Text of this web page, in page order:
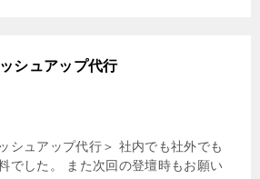
シュアップ代行
シュアップ代行＞ 社内でも社外でも
でした。 また次回の登壇時もお願い